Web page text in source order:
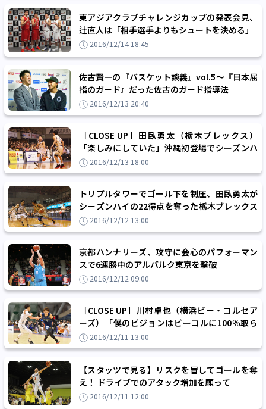
東アジアクラブチャレンジカップの発表会見、
辻直人は「相手選手よりもシュートを決める」
2016/12/14 18:45
佐古賢一の『バスケット談義』vol.5～『日本屈
指のガード』だった佐古のガード指導法
2016/12/13 20:40
［CLOSE UP］田臥勇太（栃木ブレックス）
「楽しみにしていた」沖縄初登場でシーズンハ
イの活躍、バスケ王国を唸らせる
2016/12/13 18:00
トリプルタワーでゴール下を制圧、田臥勇太が
シーズンハイの22得点を奪った栃木ブレックス
が連勝2016/12/12 13:00
京都ハンナリーズ、攻守に会心のパフォーマン
スで6連勝中のアルバルク東京を撃破
2016/12/12 09:00
［CLOSE UP］川村卓也（横浜ビー・コルセア
ーズ）「僕のビジョンはビーコルに100％取ら
れている」
2016/12/11 13:00
【スタッツで見る】リスクを冒してゴールを奪
え！ ドライブでのアタック増加を願って
2016/12/11 12:00